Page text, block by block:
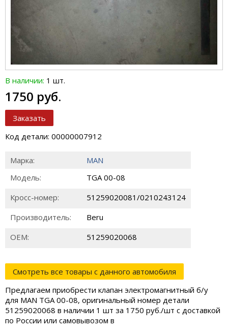
В наличии: 1 шт.
1750 руб.
Заказать
Код детали: 00000007912
Марка:
MAN
Модель:
TGA 00-08
Кросс-номер:
51259020081/0210243124
Производитель:
Beru
ОЕМ:
51259020068
Смотреть все товары с данного автомобиля
Предлагаем приобрести клапан электромагнитный б/у
для MAN TGA 00-08, оригинальный номер детали
51259020068 в наличии 1 шт за 1750 руб./шт с доставкой
по России или самовывозом в